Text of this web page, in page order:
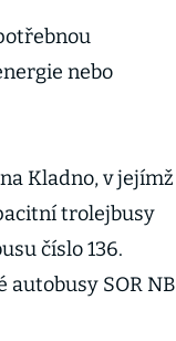
nebo
Kladno, v jejímž
trolejbusy
číslo 136.
SOR NB